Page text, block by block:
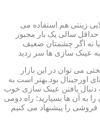
زینتی هم استفاده می
سالی یک بار مجبور
نه اگر چشمتان ضعیف
عینک سازی ها سر زدید
می توان در این بازار
اورجینال بود.بهتر است به
دنبال یافتن عینک سازی خوب
به آن ها بسپارید؛ راه دومی
فروشی را پیشنهاد می کنیم